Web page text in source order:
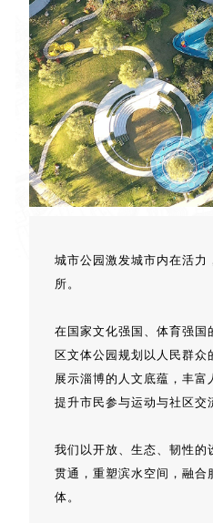
城市公园激发城市内在活力
所。
在国家文化强国、体育强国
区文体公园规划以人民群众
展示淄博的人文底蕴，丰富
提升市民参与运动与社区交
我们以开放、生态、韧性的
贯通，重塑滨水空间，融合
体。